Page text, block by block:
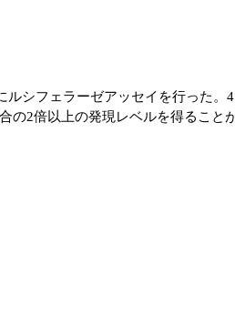
シフェラーゼアッセイを行った。
2倍以上の発現レベルを得ること